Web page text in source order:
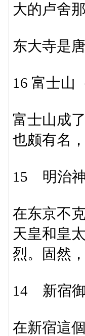
大的卢舍
东大寺是
16 富士山
富士山成
也颇有名
15 明治神
在东京不
天皇和皇
烈。固然
14 新宿御
在新宿這